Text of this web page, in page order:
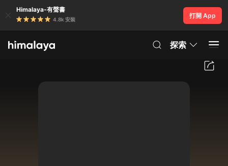
Himalaya-有聲書
4.8k 安裝
打開 App
探索